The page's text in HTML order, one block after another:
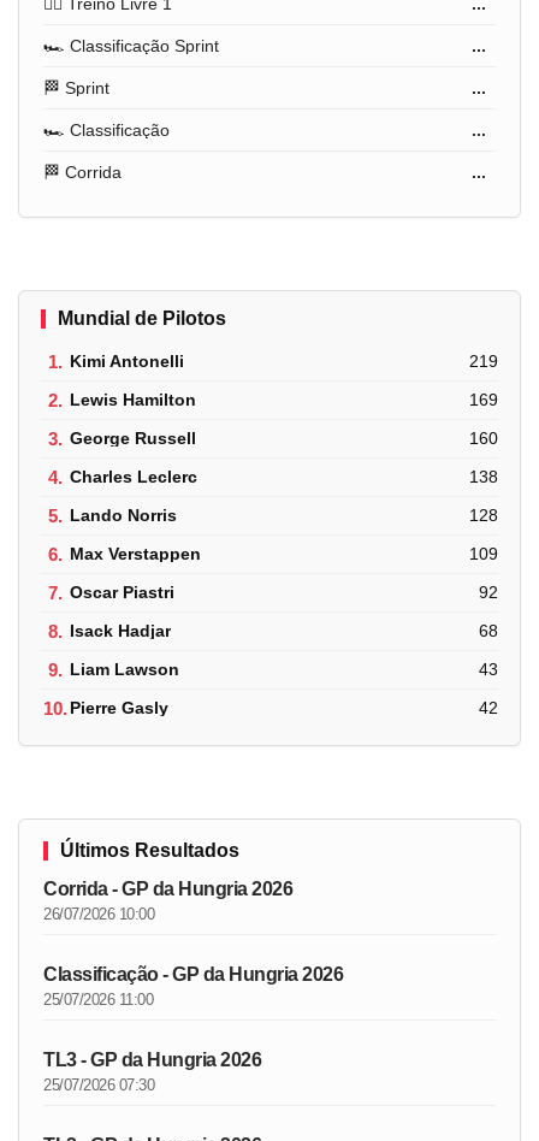
🏎️ Classificação Sprint ...
🏁 Sprint ...
🏎️ Classificação ...
🏁 Corrida ...
Mundial de Pilotos
1. Kimi Antonelli 219
2. Lewis Hamilton 169
3. George Russell 160
4. Charles Leclerc 138
5. Lando Norris 128
6. Max Verstappen 109
7. Oscar Piastri 92
8. Isack Hadjar 68
9. Liam Lawson 43
10.Pierre Gasly 42
Últimos Resultados
Corrida - GP da Hungria 2026
26/07/2026 10:00
Classificação - GP da Hungria 2026
25/07/2026 11:00
TL3 - GP da Hungria 2026
25/07/2026 07:30